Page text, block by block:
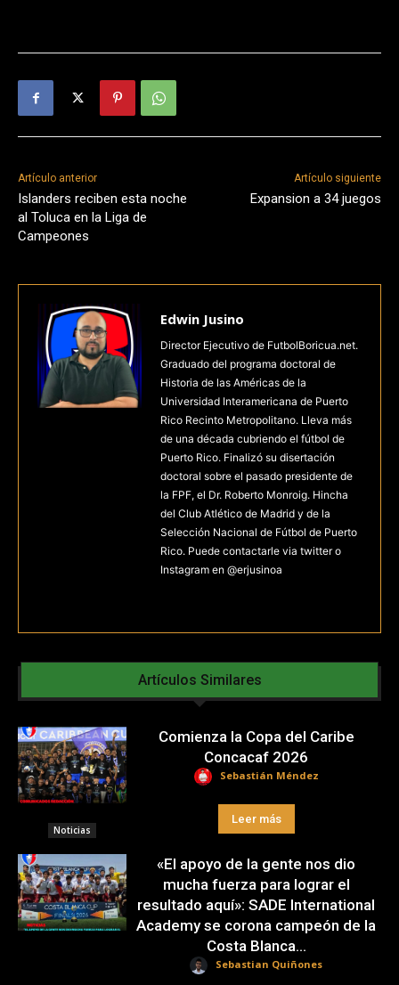
Artículo anterior
Islanders reciben esta noche
al Toluca en la Liga de
Campeones
Artículo siguiente
Expansion a 34 juegos
Edwin Jusino
Director Ejecutivo de FutbolBoricua.net.
Graduado del programa doctoral de
Historia de las Américas de la
Universidad Interamericana de Puerto
Rico Recinto Metropolitano. Lleva más
de una década cubriendo el fútbol de
Puerto Rico. Finalizó su disertación
doctoral sobre el pasado presidente de
la FPF, el Dr. Roberto Monroig. Hincha
del Club Atlético de Madrid y de la
Selección Nacional de Fútbol de Puerto
Rico. Puede contactarle via twitter o
Instagram en @erjusinoa
Artículos Similares
Noticias
Comienza la Copa del Caribe
Concacaf 2026
Sebastián Méndez
Leer más
«El apoyo de la gente nos dio
mucha fuerza para lograr el
resultado aquí»: SADE International
Academy se corona campeón de la
Costa Blanca...
Sebastian Quiñones